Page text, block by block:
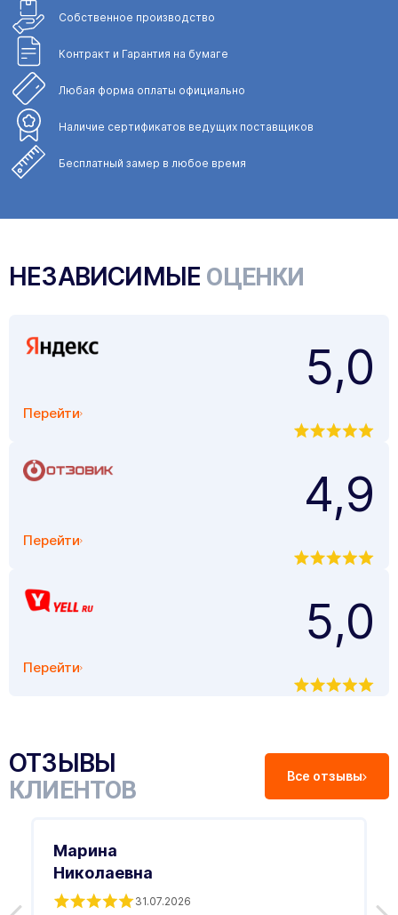
Собственное производство
Контракт и Гарантия на бумаге
Любая форма оплаты официально
Наличие сертификатов ведущих поставщиков
Бесплатный замер в любое время
НЕЗАВИСИМЫЕ ОЦЕНКИ
Перейти
5,0
Перейти
4,9
Перейти
5,0
ОТЗЫВЫ
КЛИЕНТОВ Все отзывы
Марина
Николаевна
31.07.2026